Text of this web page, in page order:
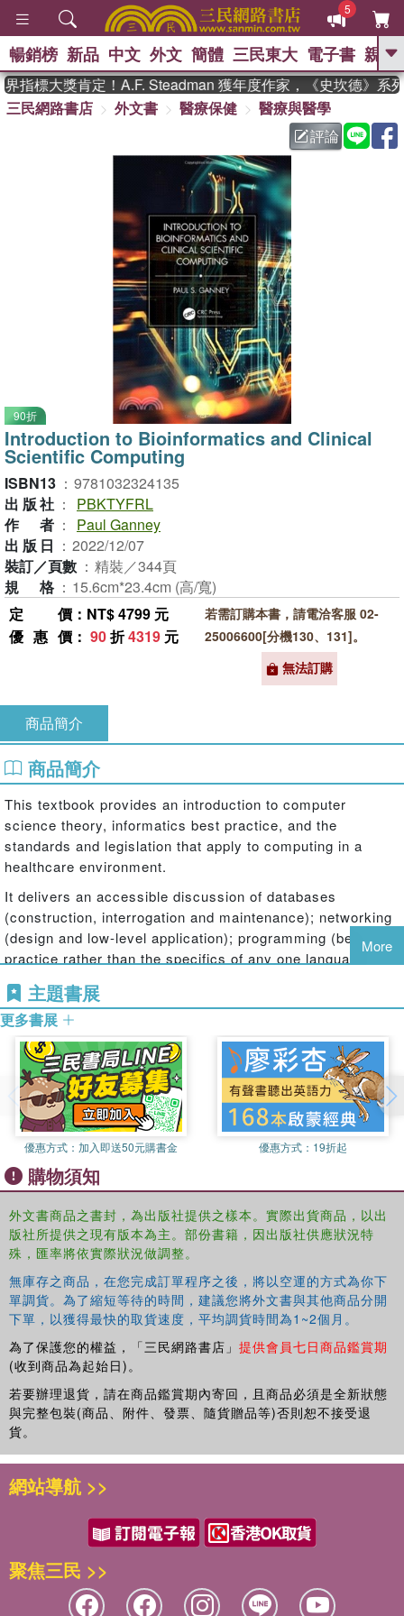
5
GO
熱搜： 東野圭吾 、 高希均教授回憶錄
父親節 、 如果歷
暑期推薦 、 國際布克
獎 臺灣漫遊錄 、 方念華
登輝時代 、 數學女孩：黎曼猜想
偉大的迷走神經
暢銷榜 新品 中文 外文 簡體 三民東大 電子書 親子
指標大獎肯定！A.F. Steadman 獲年度作家，《史坎德》系列
三民網路書店
外文書 醫療保健
醫療與醫學
評論
90折
Introduction to Bioinformatics and Clinical
Scientific Computing
ISBN13 ： 9781032324135
出版社 ：
PBKTYFRL
作者 ：
Paul Ganney
出版日 ： 2022/12/07
裝訂／頁數 ： 精裝／344頁
規格 ： 15.6cm*23.4cm (高/寬)
定價 ：NT$ 4799 元
優惠價 ： 90折4319 元
若需訂購本書，請電洽客服 02-
25006600[分機130、131]。
無法訂購
商品簡介
商品簡介
This textbook provides an introduction to computer
science theory, informatics best practice, and the
standards and legislation that apply to computing in a
healthcare environment.
It delivers an accessible discussion of databases
(construction, interrogation and maintenance); networking
(design and low-level application); programming (best
practice rather than the specifics of any one language –
It can be used to accompany the NHS Modernising
Scientific Careers syllabus. It is also targeted towards
those creating software rather than those using it,
particularly computer scientists working in healthcare,
specifically those in or close to the Physical Sciences,
including radiotherapy, nuclear medicine, and equipment
management and those working with genomics and health
informatics.
Features
Combines all topics into one comprehensive introduction.
Explores practical applications of theory to healthcare.
Can be used to accompany the NHS Modernising Scientific
Careers syllabus.
More
主題書展
更多書展
優惠方式： 加入即送50元購書金 優惠方式： 19折起
購物須知
外文書商品之書封，為出版社提供之樣本。實際出貨商品，以出
版社所提供之現有版本為主。部份書籍，因出版社供應狀況特
殊，匯率將依實際狀況做調整。
無庫存之商品，在您完成訂單程序之後，將以空運的方式為你下
單調貨。為了縮短等待的時間，建議您將外文書與其他商品分開
下單，以獲得最快的取貨速度，平均調貨時間為1~2個月。
為了保護您的權益，「三民網路書店」 提供會員七日商品鑑賞期
(收到商品為起始日)。
若要辦理退貨，請在商品鑑賞期內寄回，且商品必須是全新狀態
與完整包裝(商品、附件、發票、隨貨贈品等)否則恕不接受退
貨。
網站導航 >>
聚焦三民 >>